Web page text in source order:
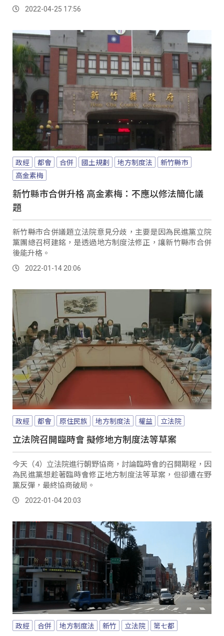
2022-04-25 17:56
政經 都會 合併 國土規劃 地方制度法
新竹縣市
高金素梅
新竹縣市合併升格 高金素梅：不應以修法簡化議
題
新竹縣市合併議題立法院意見分歧，主要是因為民進黨立院
黨團總召柯建銘，是透過地方制度法修正，讓新竹縣市合併
後能升格。
2022-01-14 20:06
政經 都會 原住民族 地方制度法 權益 立法院
立法院召開臨時會 擬修地方制度法等草案
今天（4）立法院進行朝野協商，討論臨時會的召開期程，因
為民進黨想趁著臨時會修正地方制度法等草案，但卻遭在野
黨反彈，最終協商破局。
2022-01-04 20:03
政經 合併 地方制度法 新竹 立法院 第七都